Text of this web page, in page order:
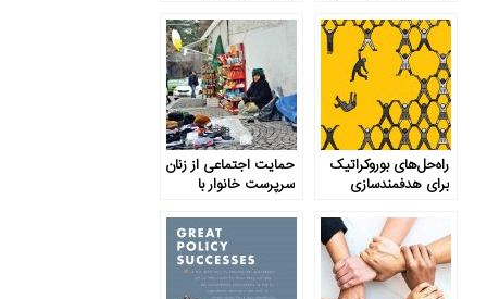
تهیدست
راه‌حل‌های بوروکراتیک
برای هدفمندسازی
حمایت اجتماعی از زنان
سرپرست خانوار با
شخص‌محور و